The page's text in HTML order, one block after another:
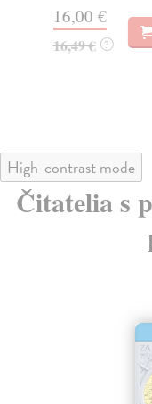
16,00 €
16,49 € ?
High-contrast mode
Čitatelia s